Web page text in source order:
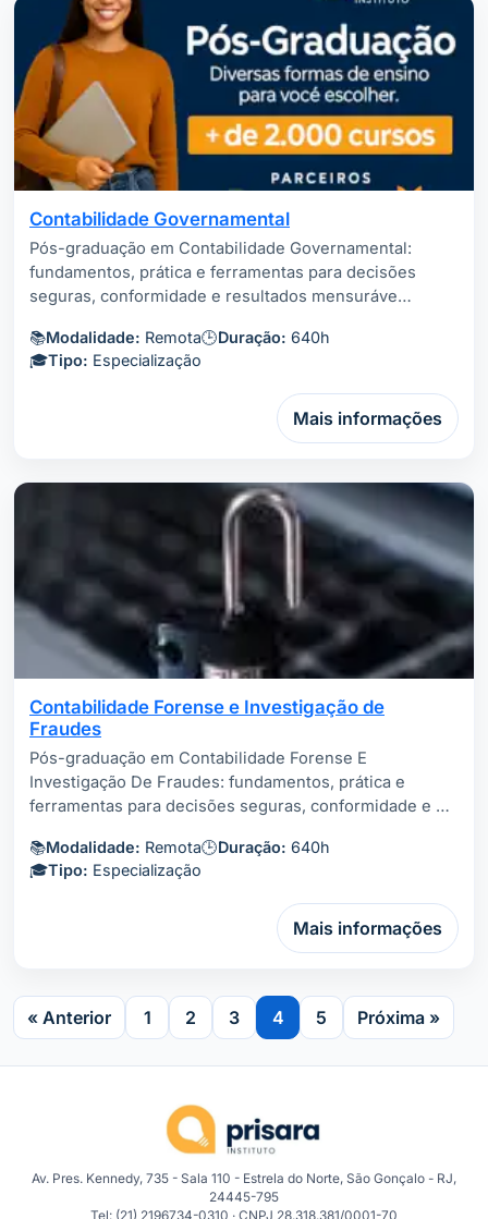
Contabilidade Governamental
Pós-graduação em Contabilidade Governamental:
fundamentos, prática e ferramentas para decisões
seguras, conformidade e resultados mensuráve…
📚Modalidade: Remota🕒Duração: 640h
🎓Tipo: Especialização
Mais informações
Contabilidade Forense e Investigação de
Fraudes
Pós-graduação em Contabilidade Forense E
Investigação De Fraudes: fundamentos, prática e
ferramentas para decisões seguras, conformidade e …
📚Modalidade: Remota🕒Duração: 640h
🎓Tipo: Especialização
Mais informações
« Anterior 1 2 3 4 5 Próxima »
Av. Pres. Kennedy, 735 - Sala 110 - Estrela do Norte, São Gonçalo - RJ,
24445-795
Tel: (21) 2196734-0310 · CNPJ 28.318.381/0001-70